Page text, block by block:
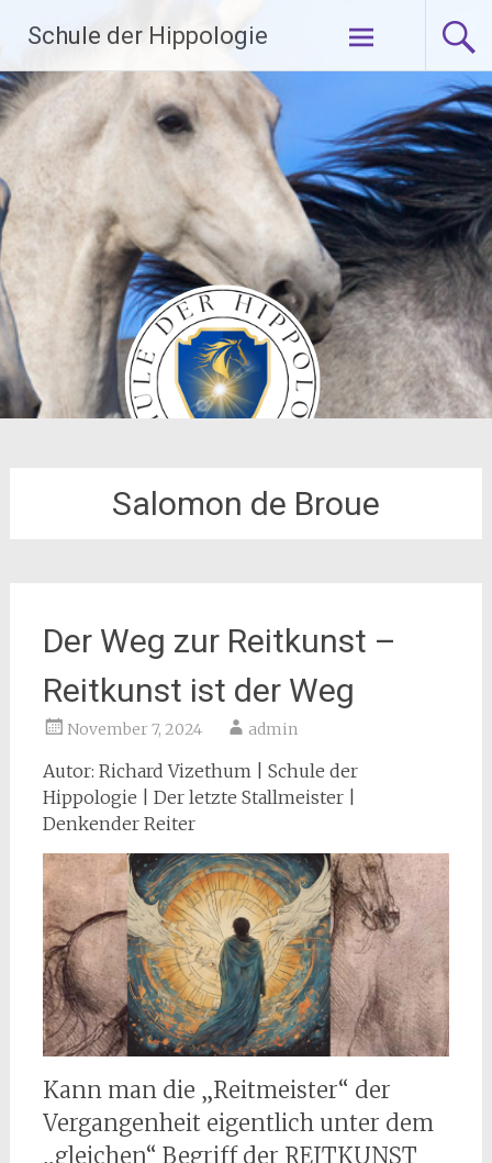
Inhalt
springen
Schule der Hippologie
Salomon de Broue
Der Weg zur Reitkunst –
Reitkunst ist der Weg
November 7, 2024 admin
Autor: Richard Vizethum | Schule der
Hippologie | Der letzte Stallmeister |
Denkender Reiter
Kann man die „Reitmeister“ der
Vergangenheit eigentlich unter dem
„gleichen“ Begriff der REITKUNST